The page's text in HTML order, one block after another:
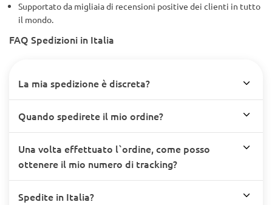
Supportato da migliaia di recensioni positive dei clienti in tutto
il mondo.
FAQ Spedizioni in Italia
La mia spedizione è discreta?
Quando spedirete il mio ordine?
Una volta effettuato l`ordine, come posso
ottenere il mio numero di tracking?
Spedite in Italia?